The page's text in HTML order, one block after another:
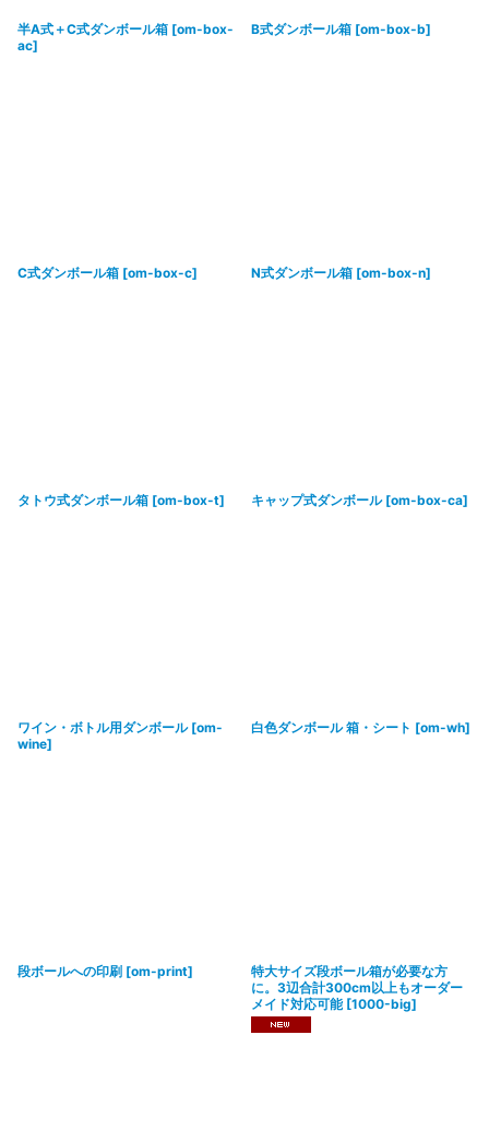
半A式＋C式ダンボール箱 [om-box-
ac]
B式ダンボール箱 [om-box-b]
C式ダンボール箱 [om-box-c] N式ダンボール箱 [om-box-n]
タトウ式ダンボール箱 [om-box-t] キャップ式ダンボール [om-box-ca]
ワイン・ボトル用ダンボール [om-
wine]
白色ダンボール 箱・シート [om-wh]
段ボールへの印刷 [om-print]
特大サイズ段ボール箱が必要な方
に。3辺合計300cm以上もオーダー
メイド対応可能 [1000-big]